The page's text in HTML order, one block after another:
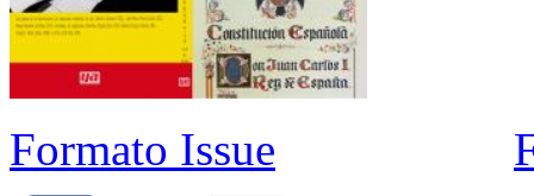
Formato Issue